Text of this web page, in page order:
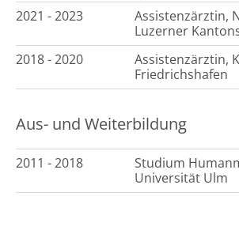
2021 - 2023
Assistenzärztin,
Luzerner
2018 - 2020
Assistenzärztin,
Friedrichshafen
Aus- und Weiterbildung
2011 - 2018
Studium
Universität Ulm